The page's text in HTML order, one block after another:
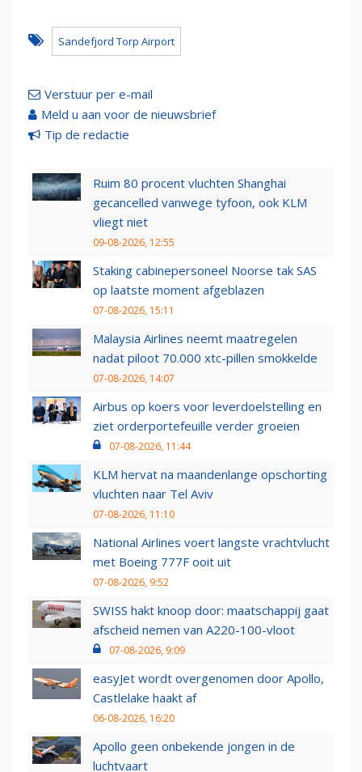
Sandefjord Torp Airport
Verstuur per e-mail
Meld u aan voor de nieuwsbrief
Tip de redactie
Ruim 80 procent vluchten Shanghai
gecancelled vanwege tyfoon, ook KLM
vliegt niet
09-08-2026, 12:55
Staking cabinepersoneel Noorse tak SAS
op laatste moment afgeblazen
07-08-2026, 15:11
Malaysia Airlines neemt maatregelen
nadat piloot 70.000 xtc-pillen smokkelde
07-08-2026, 14:07
Airbus op koers voor leverdoelstelling en
ziet orderportefeuille verder groeien
07-08-2026, 11:44
KLM hervat na maandenlange opschorting
vluchten naar Tel Aviv
07-08-2026, 11:10
National Airlines voert langste vrachtvlucht
met Boeing 777F ooit uit
07-08-2026, 9:52
SWISS hakt knoop door: maatschappij gaat
afscheid nemen van A220-100-vloot
07-08-2026, 9:09
easyJet wordt overgenomen door Apollo,
Castlelake haakt af
06-08-2026, 16:20
Apollo geen onbekende jongen in de
luchtvaart